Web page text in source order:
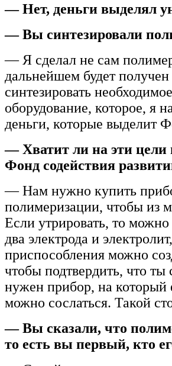
— Нет, деньги выделял
— Вы синтезировали
— Я сделал не сам
дальнейшем будет
синтезировать
оборудование, которое, я
деньги, которые выделит
— Хватит ли на эти цели
Фонд содействия
— Нам нужно купить
полимеризации, чтобы из
Если утрировать, то
два электрода и
приспособления можно
чтобы подтвердить, что ты
нужен прибор, на который
можно сослаться. Такой
— Вы сказали, что
то есть вы первый, кто